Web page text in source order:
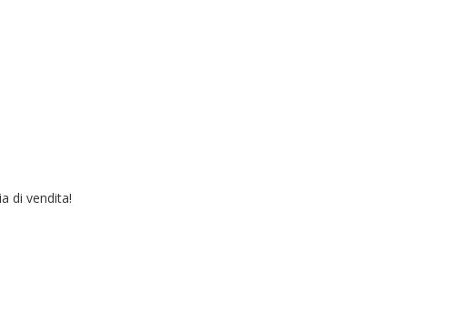
di vendita!